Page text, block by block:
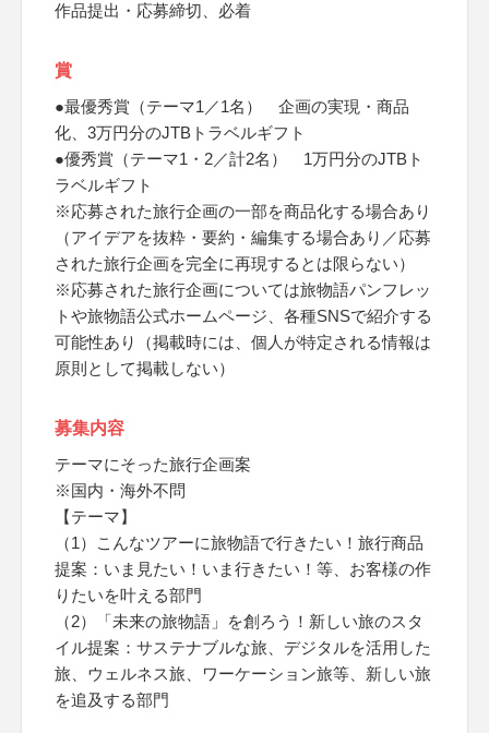
作品提出・応募締切、必着
賞
●最優秀賞（テーマ1／1名） 企画の実現・商品
化、3万円分のJTBトラベルギフト
●優秀賞（テーマ1・2／計2名） 1万円分のJTBト
ラベルギフト
※応募された旅行企画の一部を商品化する場合あり
（アイデアを抜粋・要約・編集する場合あり／応募
された旅行企画を完全に再現するとは限らない）
※応募された旅行企画については旅物語パンフレッ
トや旅物語公式ホームページ、各種SNSで紹介する
可能性あり（掲載時には、個人が特定される情報は
原則として掲載しない）
募集内容
テーマにそった旅行企画案
※国内・海外不問
【テーマ】
（1）こんなツアーに旅物語で行きたい！旅行商品
提案：いま見たい！いま行きたい！等、お客様の作
りたいを叶える部門
（2）「未来の旅物語」を創ろう！新しい旅のスタ
イル提案：サステナブルな旅、デジタルを活用した
旅、ウェルネス旅、ワーケーション旅等、新しい旅
を追及する部門